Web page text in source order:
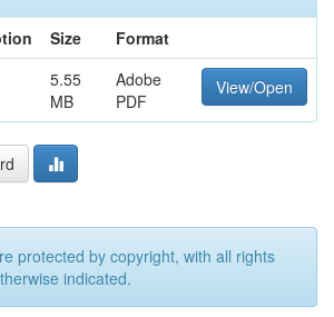
Size
Format
5.55
MB
Adobe
PDF
View/Open
protected by copyright, with all rights
indicated.